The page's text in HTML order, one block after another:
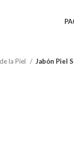
la Piel Jabón Piel